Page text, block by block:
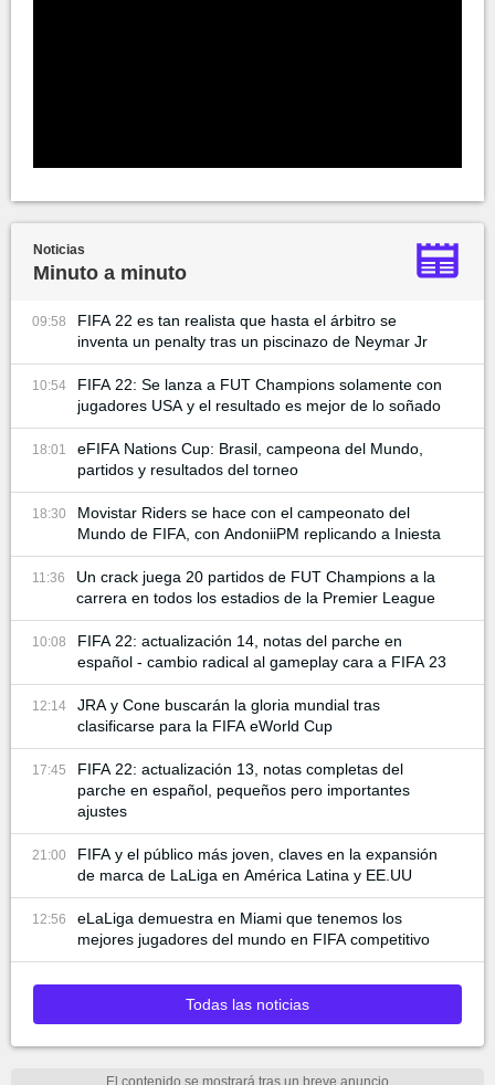
Noticias
Minuto a minuto
09:58
FIFA 22 es tan realista que hasta el árbitro se
inventa un penalty tras un piscinazo de Neymar Jr
10:54
FIFA 22: Se lanza a FUT Champions solamente con
jugadores USA y el resultado es mejor de lo soñado
18:01
eFIFA Nations Cup: Brasil, campeona del Mundo,
partidos y resultados del torneo
18:30
Movistar Riders se hace con el campeonato del
Mundo de FIFA, con AndoniiPM replicando a Iniesta
11:36
Un crack juega 20 partidos de FUT Champions a la
carrera en todos los estadios de la Premier League
10:08
FIFA 22: actualización 14, notas del parche en
español - cambio radical al gameplay cara a FIFA 23
12:14
JRA y Cone buscarán la gloria mundial tras
clasificarse para la FIFA eWorld Cup
17:45
FIFA 22: actualización 13, notas completas del
parche en español, pequeños pero importantes
ajustes
21:00
FIFA y el público más joven, claves en la expansión
de marca de LaLiga en América Latina y EE.UU
12:56
eLaLiga demuestra en Miami que tenemos los
mejores jugadores del mundo en FIFA competitivo
Todas las noticias